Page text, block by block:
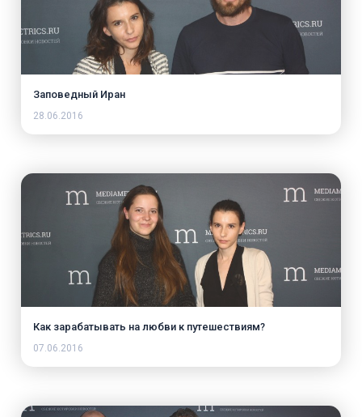
Заповедный Иран
28.06.2016
Как зарабатывать на любви к путешествиям?
07.06.2016